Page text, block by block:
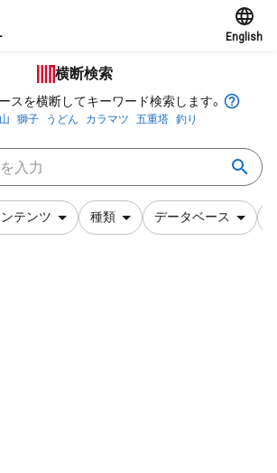
English
横断検索
スを横断してキーワード検索します。
獅子 うどん カラマツ 五重塔 釣り
テンツ 種類 データベース